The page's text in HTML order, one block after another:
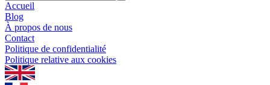
Accueil
Blog
À propos de nous
Contact
Politique de confidentialité
Politique relative aux cookies